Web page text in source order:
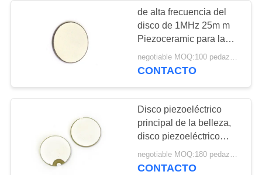
PRIVACY
POLICY
Polvo de PZT
Anillo piezoeléctrico
27
de alta frecuencia del
disco de 1MHz 25m m
Piezoceramic para la
máquina médica
ultrasónica
negotiable MOQ:100 pedazos/pedazos
CONTACTO
Disco piezoeléctrico
principal de la belleza,
disco piezoeléctrico
ultrasónico 2Mhz de
25m m tamaño pequeño
negotiable MOQ:180 pedazos/pedazos
CONTACTO